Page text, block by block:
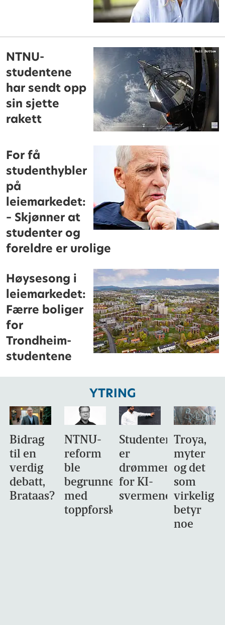
NTNU-
studentene
har sendt opp
sin sjette
rakett
For få
studenthybler
på
leiemarkedet:
– Skjønner at
studenter og
foreldre er urolige
Høysesong i
leiemarkedet:
Færre boliger
for
Trondheim-
studentene
YTRING
Bidrag
til en
verdig
debatt,
Brataas?
NTNU-
reform
ble
begrunnet
med
toppforskning
Studentene
er
drømmemålet
for KI-
svermene
Troya,
myter
og det
som
virkelig
betyr
noe